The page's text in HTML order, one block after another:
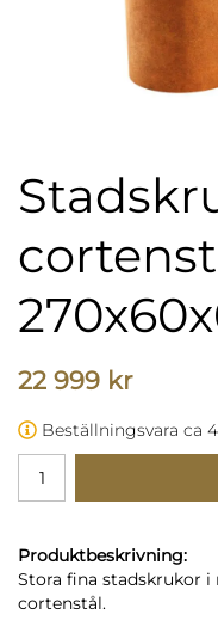
22 999 kr
Beställningsvara ca
Produktbeskrivning:
Stora fina stadskrukor
cortenstål.